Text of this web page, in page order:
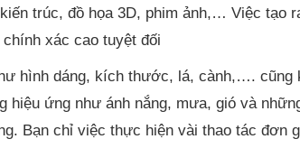
trúc, đồ họa 3D, phim ảnh,… Việc tạo
xác cao tuyệt đối
hình dáng, kích thước, lá, cành,…. cũng
hiệu ứng như ánh nắng, mưa, gió và
Bạn chỉ việc thực hiện vài thao tác đơn